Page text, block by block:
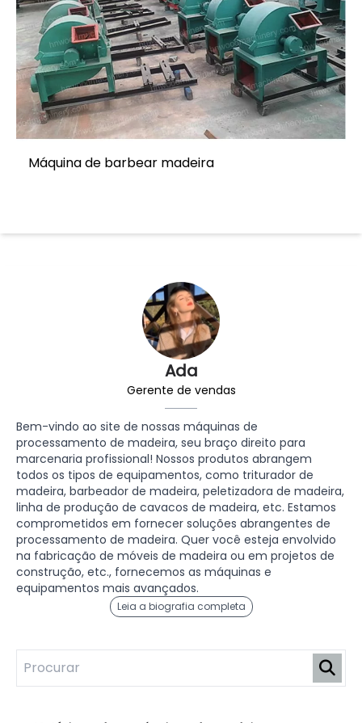
Ada
Gerente de vendas
Bem-vindo ao site de nossas máquinas de
processamento de madeira, seu braço direito para
marcenaria profissional! Nossos produtos abrangem
todos os tipos de equipamentos, como triturador de
madeira, barbeador de madeira, peletizadora de madeira,
linha de produção de cavacos de madeira, etc. Estamos
comprometidos em fornecer soluções abrangentes de
processamento de madeira. Quer você esteja envolvido
na fabricação de móveis de madeira ou em projetos de
construção, etc., fornecemos as máquinas e
equipamentos mais avançados.
Leia a biografia completa
Máquina de barbear madeira